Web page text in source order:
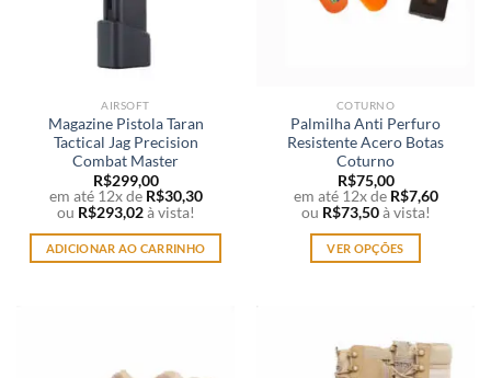
escolhidas
na
do
produto
AIRSOFT
Magazine Pistola Taran
Tactical Jag Precision
Combat Master
R$299,00
em até 12x de R$30,30
ou R$293,02 à vista!
ADICIONAR AO CARRINHO
COTURNO
Palmilha Anti Perfuro
Resistente Acero Botas
Coturno
R$75,00
em até 12x de R$7,60
ou R$73,50 à vista!
VER OPÇÕES
várias
variantes.